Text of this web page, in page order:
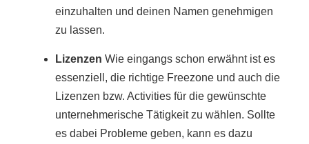
einzuhalten und deinen Namen genehmigen
zu lassen.
Lizenzen Wie eingangs schon erwähnt ist es
essenziell, die richtige Freezone und auch die
Lizenzen bzw. Activities für die gewünschte
unternehmerische Tätigkeit zu wählen. Sollte
es dabei Probleme geben, kann es dazu